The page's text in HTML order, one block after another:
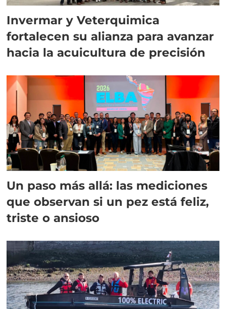
Invermar y Veterquimica
fortalecen su alianza para avanzar
hacia la acuicultura de precisión
Un paso más allá: las mediciones
que observan si un pez está feliz,
triste o ansioso